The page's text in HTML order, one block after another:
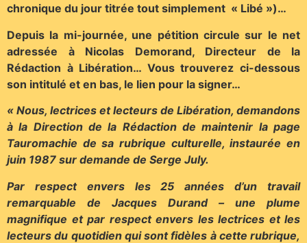
chronique du jour titrée tout simplement « Libé »)…
Depuis la mi-journée, une pétition circule sur le net
adressée à Nicolas Demorand, Directeur de la
Rédaction à Libération… Vous trouverez ci-dessous
son intitulé et en bas, le lien pour la signer…
« Nous, lectrices et lecteurs de Libération, demandons
à la Direction de la Rédaction de maintenir la page
Tauromachie de sa rubrique culturelle, instaurée en
juin 1987 sur demande de Serge July.
Par respect envers les 25 années d’un travail
remarquable de Jacques Durand – une plume
magnifique et par respect envers les lectrices et les
lecteurs du quotidien qui sont fidèles à cette rubrique,